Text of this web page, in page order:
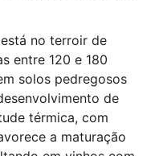
no terroir de
entre 120 e 180
solos pedregosos
de
térmica, com
a maturação